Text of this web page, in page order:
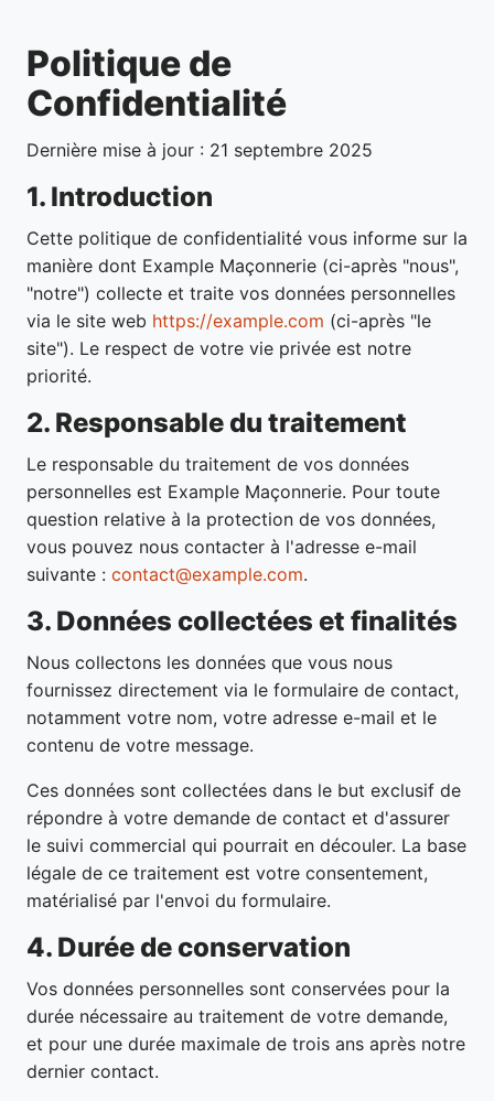
Politique de
Confidentialité
Dernière mise à jour : 21 septembre 2025
1. Introduction
Cette politique de confidentialité vous informe sur la
manière dont Example Maçonnerie (ci-après "nous",
"notre") collecte et traite vos données personnelles
via le site web https://example.com (ci-après "le
site"). Le respect de votre vie privée est notre
priorité.
2. Responsable du traitement
Le responsable du traitement de vos données
personnelles est Example Maçonnerie. Pour toute
question relative à la protection de vos données,
vous pouvez nous contacter à l'adresse e-mail
suivante : contact@example.com.
3. Données collectées et finalités
Nous collectons les données que vous nous
fournissez directement via le formulaire de contact,
notamment votre nom, votre adresse e-mail et le
contenu de votre message.
Ces données sont collectées dans le but exclusif de
répondre à votre demande de contact et d'assurer
le suivi commercial qui pourrait en découler. La base
légale de ce traitement est votre consentement,
matérialisé par l'envoi du formulaire.
4. Durée de conservation
Vos données personnelles sont conservées pour la
durée nécessaire au traitement de votre demande,
et pour une durée maximale de trois ans après notre
dernier contact.